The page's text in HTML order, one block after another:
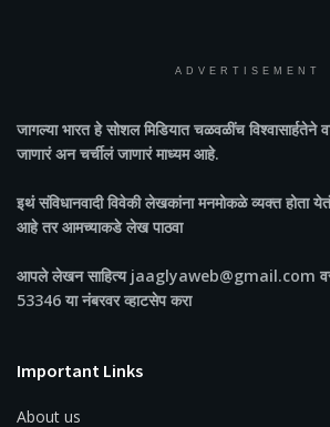
ADVERTISEMENT
जागल्या भारतहे सोशल मिडियात चळवळींच
जाणारं अन चर्चीलं जाणारं माध्यम आहे.
इथं संविधानवादी विवेकी लेखकांना मनमोकळे व्यक्त होता
आहे तर आमच्याकडे लेख पाठवा
आपले लेखन साहित्य jaaglyaweb@gmail.com वर
53346 या नंबरवर व्हाटसेप करा
Important Links
About us